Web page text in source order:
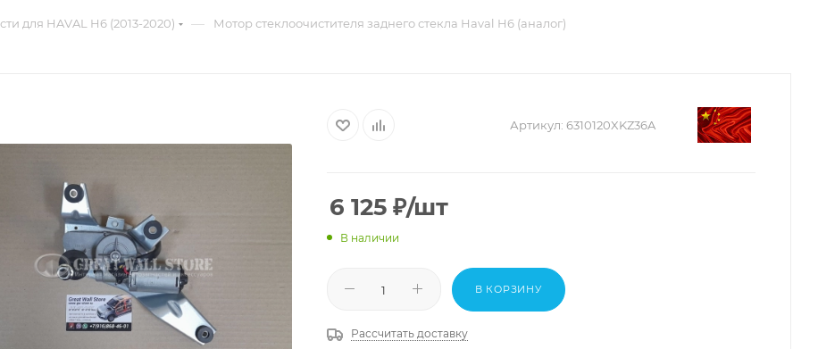
для HAVAL H6 (2013-2020) — Мотор стеклоочистителя заднего стекла Haval H6 (аналог)
Артикул: 6310120XKZ36A
6 125 ₽/шт
В наличии
В КОРЗИНУ
Рассчитать доставку